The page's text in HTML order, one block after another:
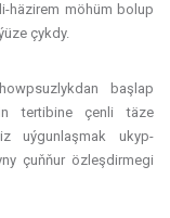
häzirem möhüm bolup
çykdy.
başlap
tertibine çenli täze
uýgunlaşmak ukyp-
çuňňur özleşdirmegi